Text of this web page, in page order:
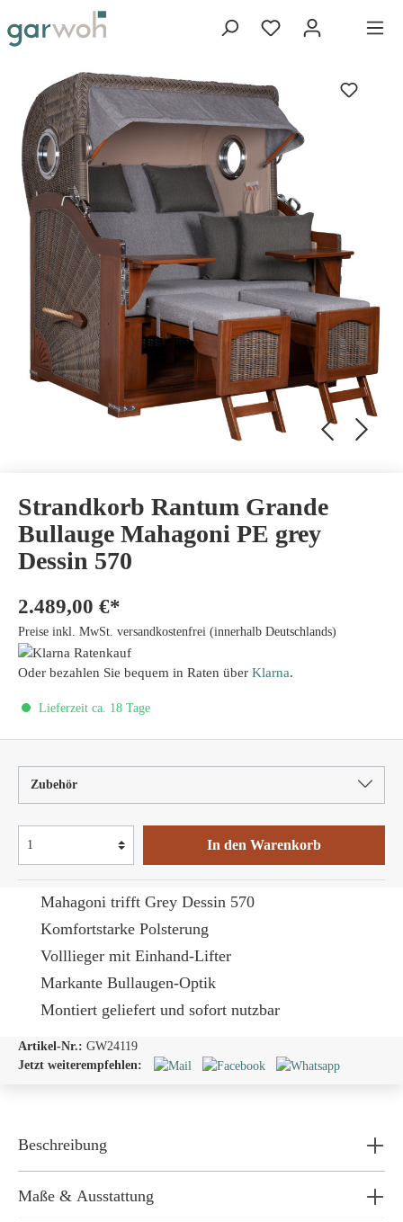
Strandkorb Rantum Grande
Bullauge Mahagoni PE grey
Dessin 570
Mahagoni trifft Grey Dessin 570
Komfortstarke Polsterung
Volllieger mit Einhand-Lifter
Markante Bullaugen-Optik
Montiert geliefert und sofort nutzbar
2.489,00 €*
Preise inkl. MwSt. versandkostenfrei (innerhalb Deutschlands)
Oder bezahlen Sie bequem in Raten über Klarna.
Lieferzeit ca. 18 Tage
Zubehör
In den Warenkorb
Artikel-Nr.: GW24119
Jetzt weiterempfehlen:
Beschreibung
Maße & Ausstattung